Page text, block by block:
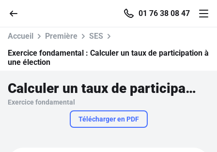
01 76 38 08 47
Parcourir
Accueil Première
SES
Exercice fondamental : Calculer un taux de participation à
une élection
Calculer un taux de participation à une élection
Exercice fondamental
Télécharger en PDF